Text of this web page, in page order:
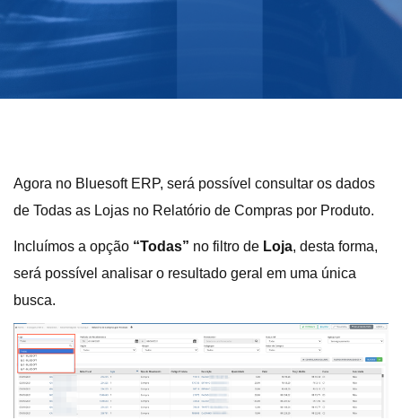
Agora no Bluesoft ERP, será possível consultar os dados
de Todas as Lojas no Relatório de Compras por Produto.
Incluímos a opção “Todas” no filtro de Loja, desta forma,
será possível analisar o resultado geral em uma única
busca.